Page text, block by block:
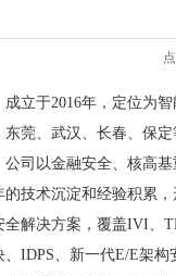
于2016年，定位为智
东莞、武汉、长春、保
以金融安全、核高基
的技术沉淀和经验积累
全解决方案，覆盖IVI、
、IDPS、新一代E/E架